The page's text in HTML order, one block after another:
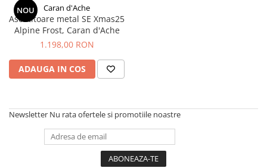
Tibaldi
Tombow
Waterman
El Casco
Leuchtturm1917
Seturi Pilot
Seturi Capless
Seturi Custom
Seturi Caligrafie
Seturi Platinum
NOU Caran d'Ache
Ascutitoare metal SE Xmas25
Alpine Frost, Caran d'Ache
1.198,00 RON
ADAUGA IN COS
Newsletter Nu rata ofertele si promotiile noastre